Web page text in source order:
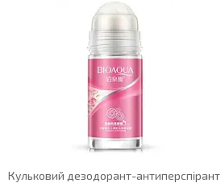
Кульковий дезодорант-антиперспірант